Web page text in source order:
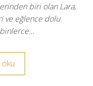
biri olan Lara,
ve eğlence dolu
oku